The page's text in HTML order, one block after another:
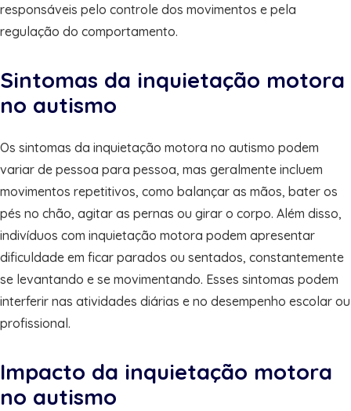
responsáveis pelo controle dos movimentos e pela
regulação do comportamento.
Sintomas da inquietação motora
no autismo
Os sintomas da inquietação motora no autismo podem
variar de pessoa para pessoa, mas geralmente incluem
movimentos repetitivos, como balançar as mãos, bater os
pés no chão, agitar as pernas ou girar o corpo. Além disso,
indivíduos com inquietação motora podem apresentar
dificuldade em ficar parados ou sentados, constantemente
se levantando e se movimentando. Esses sintomas podem
interferir nas atividades diárias e no desempenho escolar ou
profissional.
Impacto da inquietação motora
no autismo